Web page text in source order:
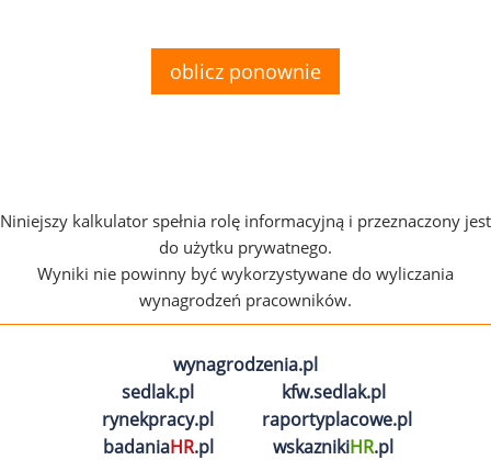
oblicz ponownie
Niniejszy kalkulator spełnia rolę informacyjną i przeznaczony jest
do użytku prywatnego.
Wyniki nie powinny być wykorzystywane do wyliczania
wynagrodzeń pracowników.
wynagrodzenia.pl
sedlak.pl
kfw.sedlak.pl
rynekpracy.pl
raportyplacowe.pl
badaniaHR.pl wskaznikiHR.pl